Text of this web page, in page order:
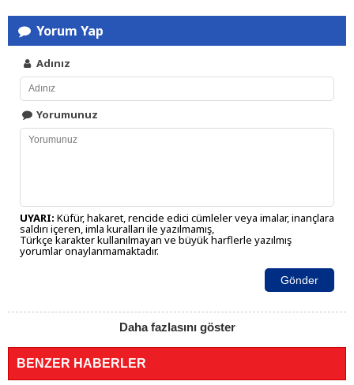
Yorum Yap
Adınız
Yorumunuz
UYARI: Küfür, hakaret, rencide edici cümleler veya imalar, inançlara
saldırı içeren, imla kuralları ile yazılmamış,
Türkçe karakter kullanılmayan ve büyük harflerle yazılmış
yorumlar onaylanmamaktadır.
Gönder
Daha fazlasını göster
BENZER HABERLER